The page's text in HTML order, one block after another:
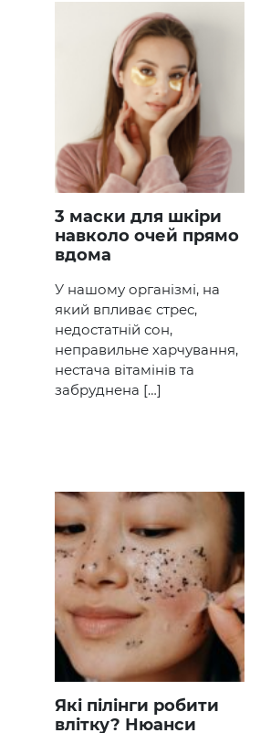
3 маски для шкіри
навколо очей прямо
вдома
У нашому організмі, на
який впливає стрес,
недостатній сон,
неправильне харчування,
нестача вітамінів та
забруднена […]
Які пілінги робити
влітку? Нюанси